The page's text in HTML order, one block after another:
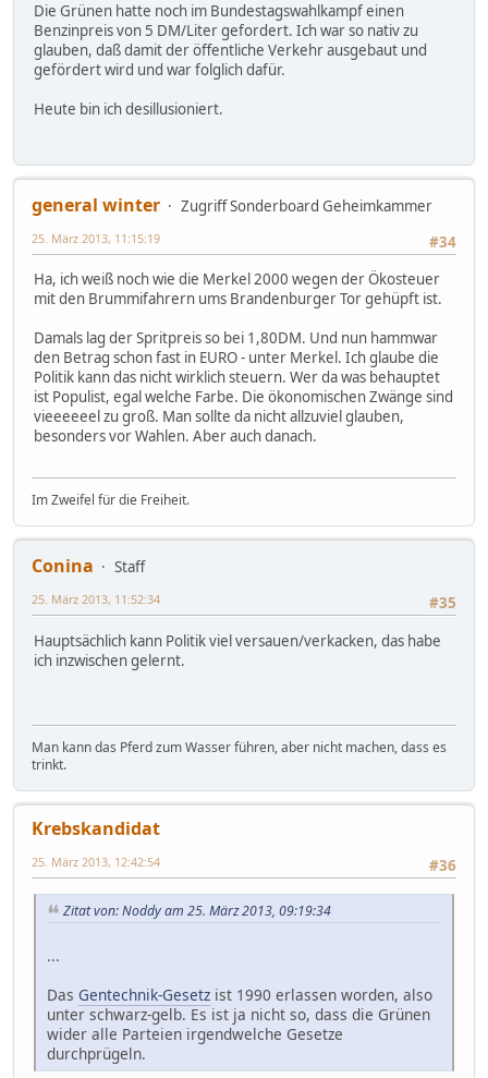
Die Grünen hatte noch im Bundestagswahlkampf einen
Benzinpreis von 5 DM/Liter gefordert. Ich war so nativ zu
glauben, daß damit der öffentliche Verkehr ausgebaut und
gefördert wird und war folglich dafür.
Heute bin ich desillusioniert.
general winter
Zugriff Sonderboard Geheimkammer
#34
25. März 2013, 11:15:19
Ha, ich weiß noch wie die Merkel 2000 wegen der Ökosteuer
mit den Brummifahrern ums Brandenburger Tor gehüpft ist.
Damals lag der Spritpreis so bei 1,80DM. Und nun hammwar
den Betrag schon fast in EURO - unter Merkel. Ich glaube die
Politik kann das nicht wirklich steuern. Wer da was behauptet
ist Populist, egal welche Farbe. Die ökonomischen Zwänge sind
vieeeeeel zu groß. Man sollte da nicht allzuviel glauben,
besonders vor Wahlen. Aber auch danach.
Im Zweifel für die Freiheit.
Conina
Staff
#35
25. März 2013, 11:52:34
Hauptsächlich kann Politik viel versauen/verkacken, das habe
ich inzwischen gelernt.
Man kann das Pferd zum Wasser führen, aber nicht machen, dass es
trinkt.
Krebskandidat
#36
25. März 2013, 12:42:54
Zitat von: Noddy am 25. März 2013, 09:19:34
...
Das Gentechnik-Gesetz ist 1990 erlassen worden, also
unter schwarz-gelb. Es ist ja nicht so, dass die Grünen
wider alle Parteien irgendwelche Gesetze
durchprügeln.